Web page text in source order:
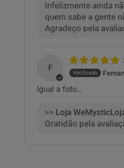
Infelizmente ainda
quem sabe a gente
Agradeço pela
F
Igual a foto…
>>
Gratidão pela